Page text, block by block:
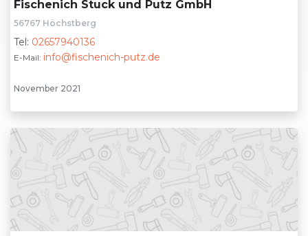
Fischenich Stuck und Putz GmbH
56767 Höchstberg
Tel: 02657940136
E-Mail: info@fischenich-putz.de
November 2021